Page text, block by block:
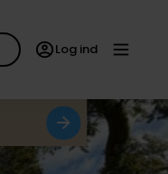
Log ind